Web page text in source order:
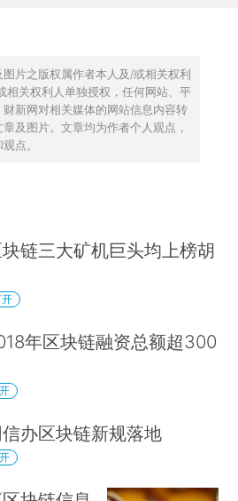
片之版权属作者本人及/或相关权利
相关权利人单独授权，任何网站、平
新网对相关媒体的网站信息内容转
及图片。文章均为作者个人观点，
点。
块链三大矿机巨头均上榜胡
年区块链融资总额超300
信办区块链新规落地